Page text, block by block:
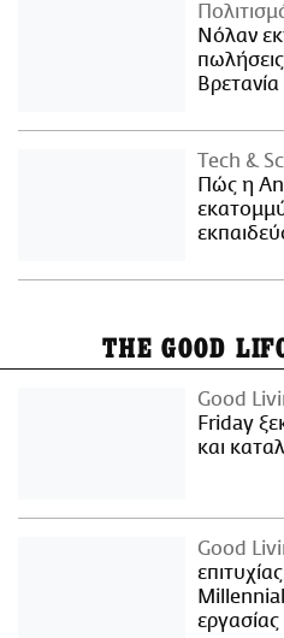
Νόλαν
Βρετανία
Τech &
Πώς η
THE GOOD
Good
Friday
και
Good
εργασίας